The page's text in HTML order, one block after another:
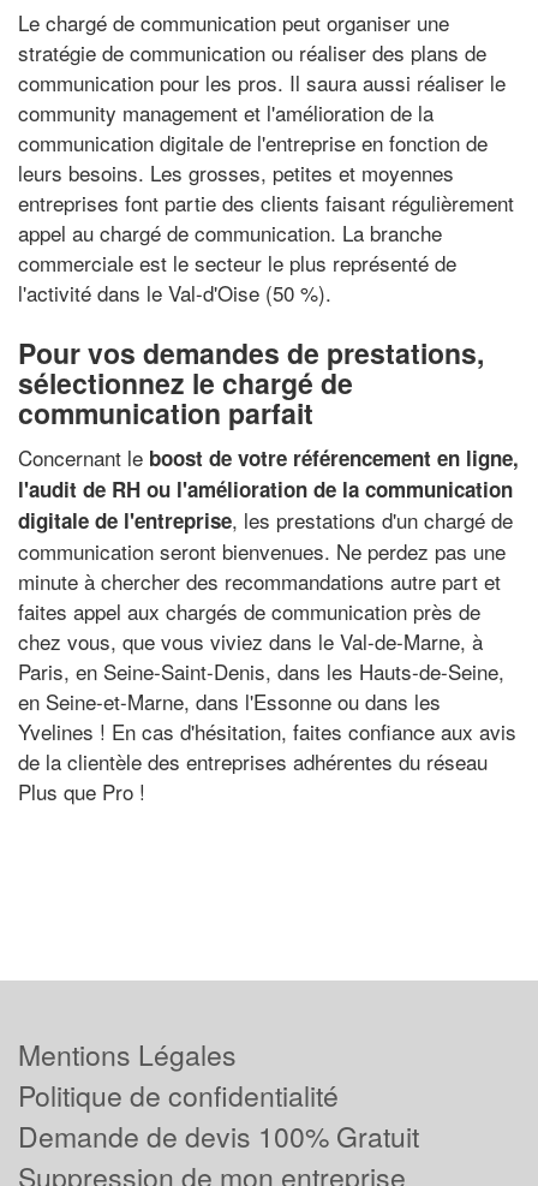
Le chargé de communication peut organiser une
stratégie de communication ou réaliser des plans de
communication pour les pros. Il saura aussi réaliser le
community management et l'amélioration de la
communication digitale de l'entreprise en fonction de
leurs besoins. Les grosses, petites et moyennes
entreprises font partie des clients faisant régulièrement
appel au chargé de communication. La branche
commerciale est le secteur le plus représenté de
l'activité dans le Val-d'Oise (50 %).
Pour vos demandes de prestations,
sélectionnez le chargé de
communication parfait
Concernant le boost de votre référencement en ligne,
l'audit de RH ou l'amélioration de la communication
digitale de l'entreprise, les prestations d'un chargé de
communication seront bienvenues. Ne perdez pas une
minute à chercher des recommandations autre part et
faites appel aux chargés de communication près de
chez vous, que vous viviez dans le Val-de-Marne, à
Paris, en Seine-Saint-Denis, dans les Hauts-de-Seine,
en Seine-et-Marne, dans l'Essonne ou dans les
Yvelines ! En cas d'hésitation, faites confiance aux avis
de la clientèle des entreprises adhérentes du réseau
Plus que Pro !
Mentions Légales
Politique de confidentialité
Demande de devis 100% Gratuit
Suppression de mon entreprise